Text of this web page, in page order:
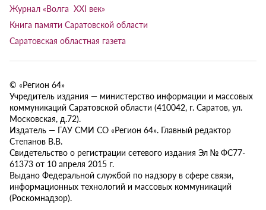
Журнал «Волга XXI век»
Книга памяти Саратовской области
Саратовская областная газета
© «Регион 64»
Учредитель издания — министерство информации и массовых
коммуникаций Саратовской области (410042, г. Саратов, ул.
Московская, д.72).
Издатель — ГАУ СМИ СО «Регион 64». Главный редактор
Степанов В.В.
Свидетельство о регистрации сетевого издания Эл № ФС77-
61373 от 10 апреля 2015 г.
Выдано Федеральной службой по надзору в сфере связи,
информационных технологий и массовых коммуникаций
(Роскомнадзор).